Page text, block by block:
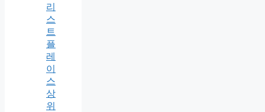
리
스
트
플
레
이
스
상
위